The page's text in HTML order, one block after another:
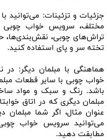
جزئیات و تزئینات: می‌توانید
مختلف، سرویس خواب چوبی
تراش‌های چوبی، نقش‌بندی‌ها،
تخته سر و پای استفاده کنید.
هماهنگی با مبلمان دیگر:
خواب چوبی با سایر قطعات
باشد. رنگ و سبک و مواد
مبلمان دیگری که در اتاق
عنوان مثال، اگر شما مبلمان
می‌توانید سرویس خواب
مطابقت دهید.